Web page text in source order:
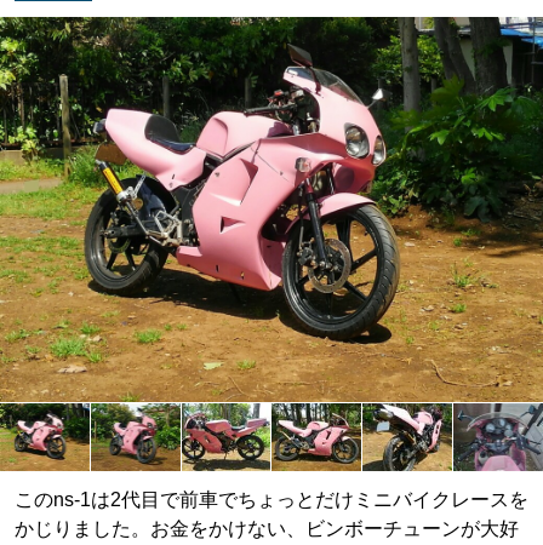
このns-1は2代目で前車でちょっとだけミニバイクレースを
かじりました。お金をかけない、ビンボーチューンが大好